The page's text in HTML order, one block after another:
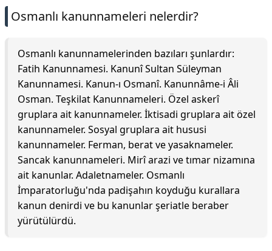
Osmanlı kanunnameleri nelerdir?
Osmanlı kanunnamelerinden bazıları şunlardır:
Fatih Kanunnamesi. Kanunî Sultan Süleyman
Kanunnamesi. Kanun-ı Osmanî. Kanunnâme-i Âli
Osman. Teşkilat Kanunnameleri. Özel askerî
gruplara ait kanunnameler. İktisadi gruplara ait özel
kanunnameler. Sosyal gruplara ait hususi
kanunnameler. Ferman, berat ve yasaknameler.
Sancak kanunnameleri. Mirî arazi ve tımar nizamına
ait kanunlar. Adaletnameler. Osmanlı
İmparatorluğu'nda padişahın koyduğu kurallara
kanun denirdi ve bu kanunlar şeriatle beraber
yürütülürdü.